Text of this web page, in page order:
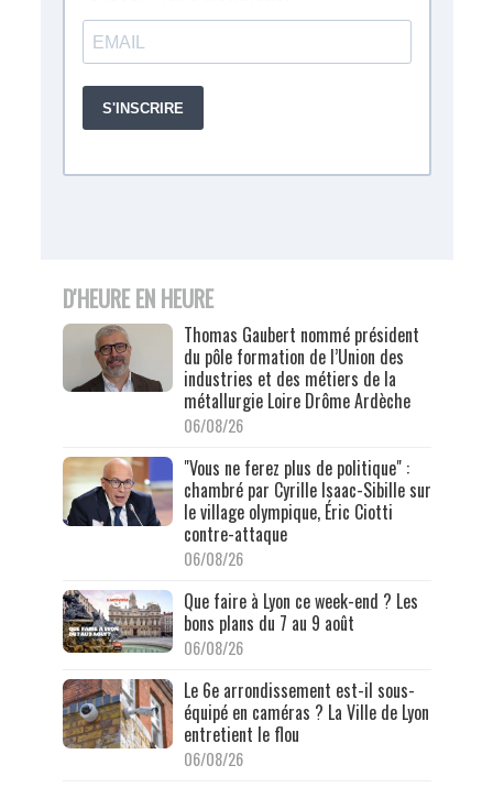
D'HEURE EN HEURE
Thomas Gaubert nommé président
du pôle formation de l’Union des
industries et des métiers de la
métallurgie Loire Drôme Ardèche
06/08/26
"Vous ne ferez plus de politique" :
chambré par Cyrille Isaac-Sibille sur
le village olympique, Éric Ciotti
contre-attaque
06/08/26
Que faire à Lyon ce week-end ? Les
bons plans du 7 au 9 août
06/08/26
Le 6e arrondissement est-il sous-
équipé en caméras ? La Ville de Lyon
entretient le flou
06/08/26